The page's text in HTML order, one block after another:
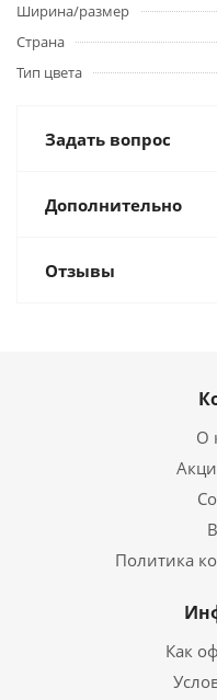
Ширина/размер
Страна
Тип цвета
Задать вопрос
Дополнительно
Отзывы
О
Политика
Как